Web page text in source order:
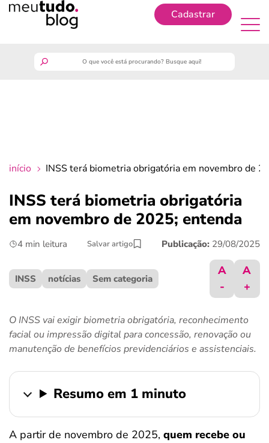
Cadastrar
crédito fácil
últimas notícias
ferramentas
início INSS terá biometria obrigatória em novembro de
INSS terá biometria obrigatória
em novembro de 2025; entenda
4 min leitura Salvar artigo Publicação: 29/08/2025
INSS notícias Sem categoria
A
-
A
+
O INSS vai exigir biometria obrigatória, reconhecimento
facial ou impressão digital para concessão, renovação ou
manutenção de benefícios previdenciários e assistenciais.
Resumo em 1 minuto
A partir de novembro de 2025, quem recebe ou